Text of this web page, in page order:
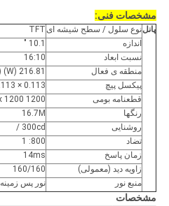
مشخصات فنی:
پانلنوع سلول / سطح شیشه ایTFT
اندازه
10.1 "
نسبت ابعاد
16:10
منطقه ی فعال
216.81 (W) 135.50 H (H) میلی متر
پیکسل پیچ
0.113 × 0.113 mm
قطعنامه بومی
1200 x 1200
رنگها
16.7M
روشنایی
300cd /
تضاد
800: 1
زمان پاسخ
14ms
زاویه دید (معمولی)
160/160
منبع نور
نور پس زمینه LED با 30000 ساعت کاری
مشخصات